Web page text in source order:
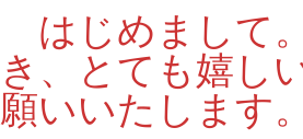
はじめまして
き、とても嬉し
願いいたします